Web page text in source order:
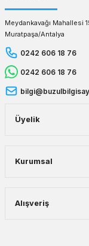
Meydankavağı Mahallesi
Muratpaşa/Antalya
0242 606 18 76
0242 606 18 76
Üyelik
Kurumsal
Alışveriş